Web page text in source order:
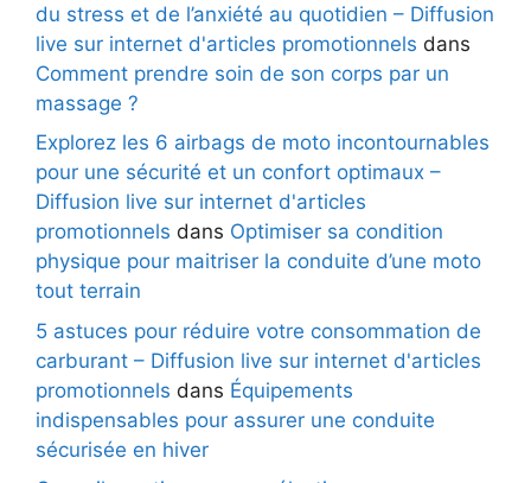
du stress et de l’anxiété au quotidien – Diffusion
live sur internet d'articles promotionnels dans
Comment prendre soin de son corps par un
massage ?
Explorez les 6 airbags de moto incontournables
pour une sécurité et un confort optimaux –
Diffusion live sur internet d'articles
promotionnels dans Optimiser sa condition
physique pour maitriser la conduite d’une moto
tout terrain
5 astuces pour réduire votre consommation de
carburant – Diffusion live sur internet d'articles
promotionnels dans Équipements
indispensables pour assurer une conduite
sécurisée en hiver